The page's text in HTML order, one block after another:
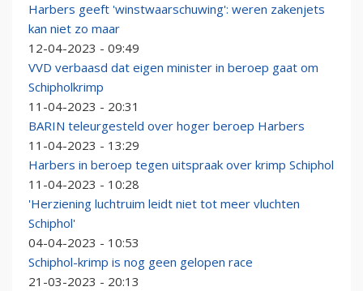
Harbers geeft 'winstwaarschuwing': weren zakenjets
kan niet zo maar
12-04-2023 - 09:49
VVD verbaasd dat eigen minister in beroep gaat om
Schipholkrimp
11-04-2023 - 20:31
BARIN teleurgesteld over hoger beroep Harbers
11-04-2023 - 13:29
Harbers in beroep tegen uitspraak over krimp Schiphol
11-04-2023 - 10:28
'Herziening luchtruim leidt niet tot meer vluchten
Schiphol'
04-04-2023 - 10:53
Schiphol-krimp is nog geen gelopen race
21-03-2023 - 20:13